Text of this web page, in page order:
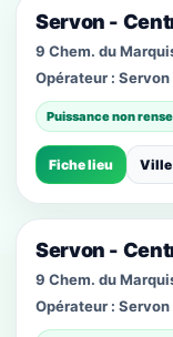
Servon -
9 Chem. du
Opérateur : Servon
Puissance non
Fiche lieu Ville
Servon -
9 Chem. du
Opérateur : Servon